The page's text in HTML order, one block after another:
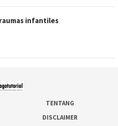
infantiles
TENTANG
DISCLAIMER